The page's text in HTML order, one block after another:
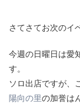
さてさてお次のイ
今週の日曜日は愛
す。
ソロ出店ですが、
陽向の里の加誉は